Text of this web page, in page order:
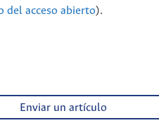
del acceso abierto).
Enviar un artículo